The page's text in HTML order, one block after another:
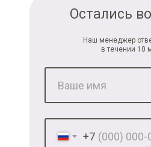
+7
Остались
Наш менеджер
в течении 10